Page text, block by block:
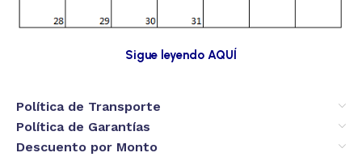
Sigue leyendo AQUÍ
Política de Transporte
Política de Garantías
Descuento por Monto